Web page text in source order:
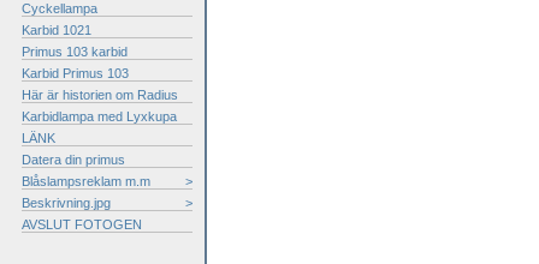
Cyckellampa
Karbid 1021
Primus 103 karbid
Karbid Primus 103
Här är historien om Radius
Karbidlampa med Lyxkupa
LÄNK
Datera din primus
Blåslampsreklam m.m
>
Beskrivning.jpg
>
AVSLUT FOTOGEN